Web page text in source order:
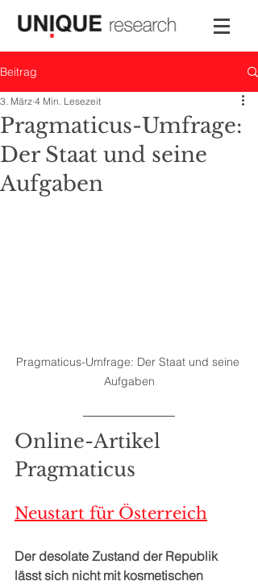
Beitrag
Pragmaticus-Umfrage:
Der Staat und seine
Aufgaben
3. März 4 Min. Lesezeit
Pragmaticus-Umfrage: Der Staat und seine
Aufgaben
Online-Artikel
Pragmaticus
Neustart für Österreich
Der desolate Zustand der Republik
lässt sich nicht mit kosmetischen